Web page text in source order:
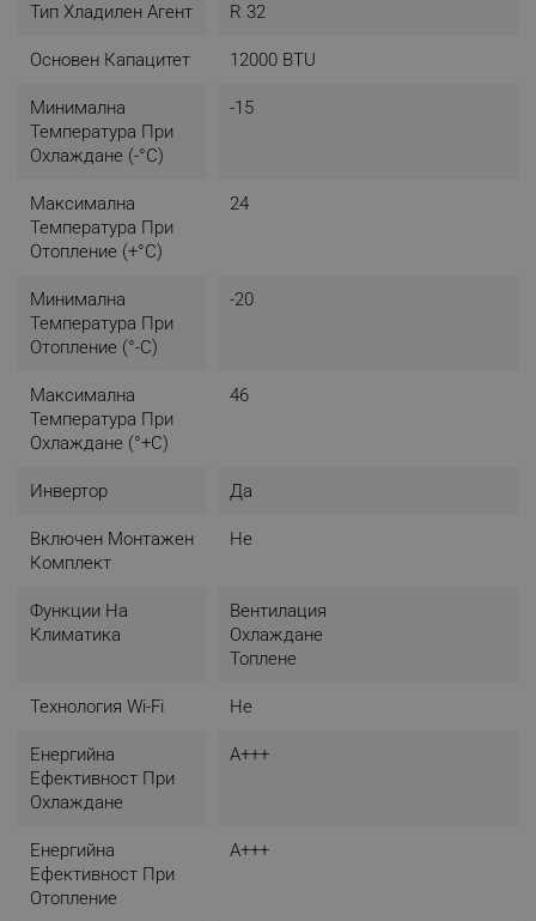
Безшумно): 43 / 35 / 26 / 19 dB
Безшумно): 42 / 35 / 28 / 19 dB
Външно тяло
- Размери: 640 x 800 x 290 В x Ш x Д (мм)
- Тегло: 43 кг
mm (1/4" / 3/8")
- Ниво на шум на охлаждане (Високо/Ном./Ниско/
Безшумно): - / 48 / - / - dB
Безшумно): - / 47 / - / - dB
Тип Хладилен Агент R 32
Основен Капацитет 12000 BTU
Минимална
Температура При
Охлаждане (-°C)
-15
Максимална
Температура При
Отопление (+°C)
24
Минимална
Температура При
Отопление (°-C)
-20
Максимална
Температура При
Охлаждане (°+C)
46
Инвертор Да
Включен Монтажен
Комплект
Не
Функции На
Климатика
Вентилация
Охлаждане
Топлене
Технология Wi-Fi Не
Енергийна
Ефективност При
Охлаждане
A+++
Енергийна
Ефективност При
Отопление
A+++